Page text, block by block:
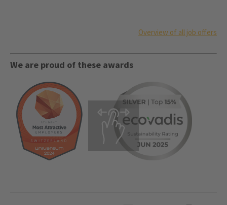
Overview of all job offers
We are proud of these awards